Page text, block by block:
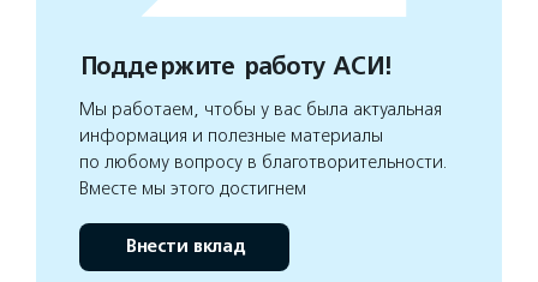
Поддержите работу АСИ!
Мы работаем, чтобы у вас была актуальная
информация и полезные материалы
по любому вопросу в благотворительности.
Вместе мы этого достигнем
Внести вклад